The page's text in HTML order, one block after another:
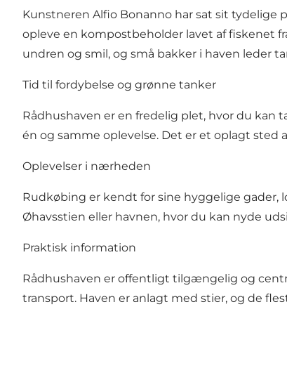
Kunstneren Alfio Bonanno har sat sit
opleve en kompostbeholder lavet af fiskenet
undren og smil, og små bakker i haven leder
Tid til fordybelse og grønne tanker
Rådhushaven er en fredelig plet, hvor du kan
én og samme oplevelse. Det er et oplagt
Oplevelser i nærheden
Rudkøbing er kendt for sine hyggelige
Øhavsstien eller havnen, hvor du kan nyde
Praktisk information
Rådhushaven er offentligt tilgængelig og
transport. Haven er anlagt med stier, og de